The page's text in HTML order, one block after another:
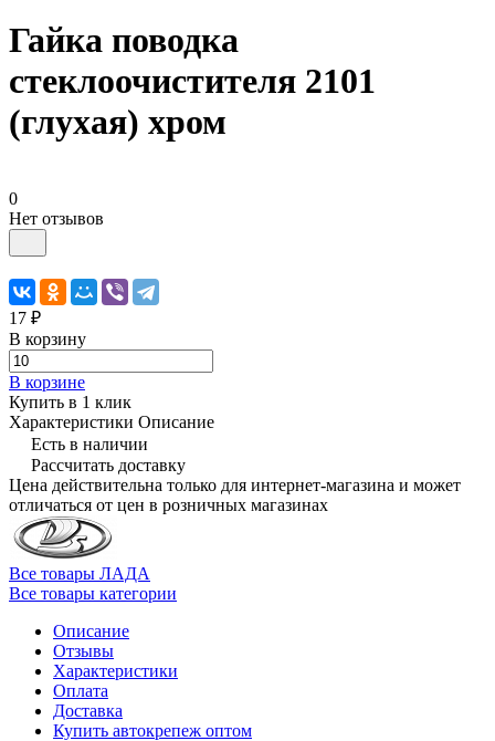
Гайка поводка
стеклоочистителя 2101
(глухая) хром
0
Нет отзывов
17 ₽
В корзину
В корзине
Купить в 1 клик
Характеристики Описание
Есть в наличии
Рассчитать доставку
Цена действительна только для интернет-магазина и может
отличаться от цен в розничных магазинах
Все товары ЛАДА
Все товары категории
Описание
Отзывы
Характеристики
Оплата
Доставка
Купить автокрепеж оптом